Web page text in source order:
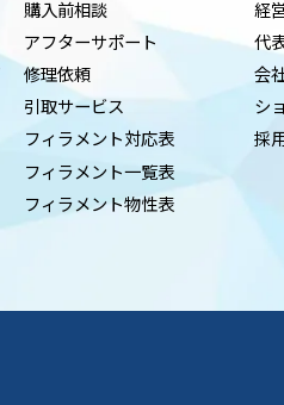
購入前相談
アフターサポート
修理依頼
引取サービス
フィラメント対応表
フィラメント一覧表
フィラメント物性表
経
代
会
シ
採